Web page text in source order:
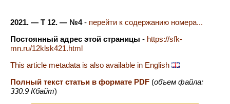
2021. — Т 12. — №4- перейти к содержанию номера...
Постоянный адрес этой страницы - https://sfk-
mn.ru/12klsk421.html
This article metadata is also available in English
Полный текст статьи в формате PDF (объем файла:
330.9 Кбайт)